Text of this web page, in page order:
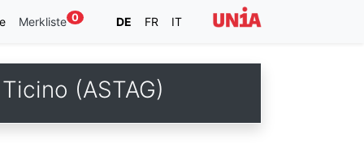
Merkliste 0 DE FR IT
(ASTAG)